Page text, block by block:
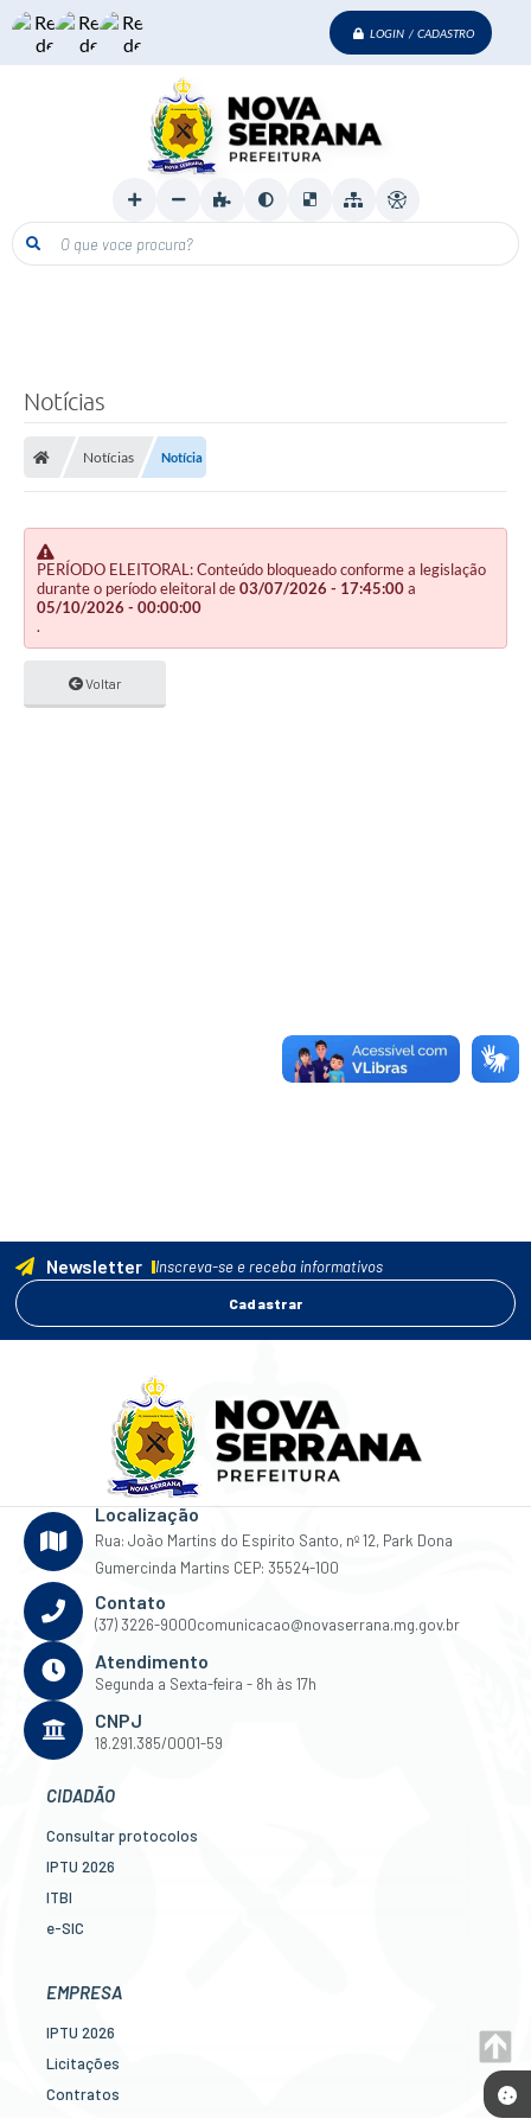
LOGIN / CADASTRO
O que voce procura?
Notícias
Notícias Notícia
PERÍODO ELEITORAL: Conteúdo bloqueado conforme a legislação
durante o período eleitoral de03/07/2026 - 17:45:00a
05/10/2026 - 00:00:00
.
Voltar
Newsletter Inscreva-se e receba informativos
Cadastrar
Localização
Rua: João Martins do Espirito Santo, nº 12, Park Dona
Gumercinda Martins CEP: 35524-100
Contato
(37) 3226-9000comunicacao@novaserrana.mg.gov.br
Atendimento
Segunda a Sexta-feira - 8h às 17h
CNPJ
18.291.385/0001-59
CIDADÃO
Consultar protocolos
IPTU 2026
ITBI
e-SIC
Legislação
EMPRESA
IPTU 2026
Licitações
Contratos